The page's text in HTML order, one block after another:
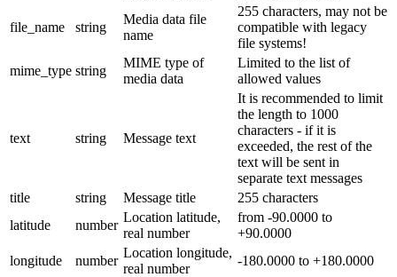
file_name string
Media data file
name
255 characters, may not be
compatible with legacy
file systems!
mime_type string
MIME type of
media data
Limited to the list of
allowed values
text string Message text
It is recommended to limit
the length to 1000
characters - if it is
exceeded, the rest of the
text will be sent in
separate text messages
title
string Message title
255 characters
latitude
number
Location latitude,
real number
from -90.0000 to
+90.0000
longitude
number
Location longitude,
real number
-180.0000 to +180.0000